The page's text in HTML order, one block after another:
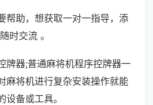
帮助，想获取一对一指导，添
时交流 。
牌器;普通麻将机程序控牌器一
麻将机进行复杂安装操作就能
备或工具。